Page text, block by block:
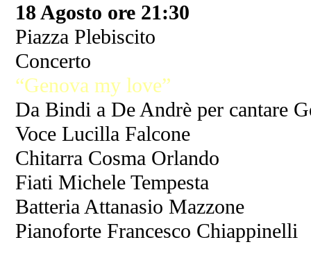
18 Agosto ore 21:30
Piazza Plebiscito
Concerto
“Genova my love”
Da Bindi a De Andrè per cantare
Voce Lucilla Falcone
Chitarra Cosma Orlando
Fiati Michele Tempesta
Batteria Attanasio Mazzone
Pianoforte Francesco Chiappinelli